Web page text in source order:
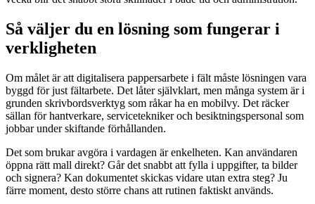
Så väljer du en lösning som fungerar i
verkligheten
Om målet är att digitalisera pappersarbete i fält måste lösningen vara
byggd för just fältarbete. Det låter självklart, men många system är i
grunden skrivbordsverktyg som råkar ha en mobilvy. Det räcker
sällan för hantverkare, servicetekniker och besiktningspersonal som
jobbar under skiftande förhållanden.
Det som brukar avgöra i vardagen är enkelheten. Kan användaren
öppna rätt mall direkt? Går det snabbt att fylla i uppgifter, ta bilder
och signera? Kan dokumentet skickas vidare utan extra steg? Ju
färre moment, desto större chans att rutinen faktiskt används.